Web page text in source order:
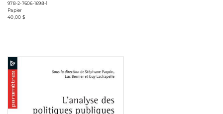
978-2-7606-1698-1
Papier
40,00 $